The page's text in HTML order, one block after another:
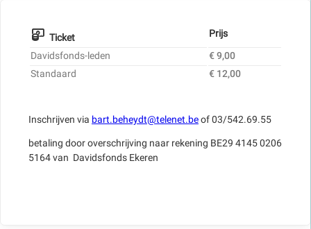
Ticket
Prijs
Davidsfonds-leden
€ 9,00
Standaard
€ 12,00
Inschrijven via bart.beheydt@telenet.beof 03/542.69.55
betaling door overschrijving naar rekening BE29 4145 0206
5164 van Davidsfonds Ekeren